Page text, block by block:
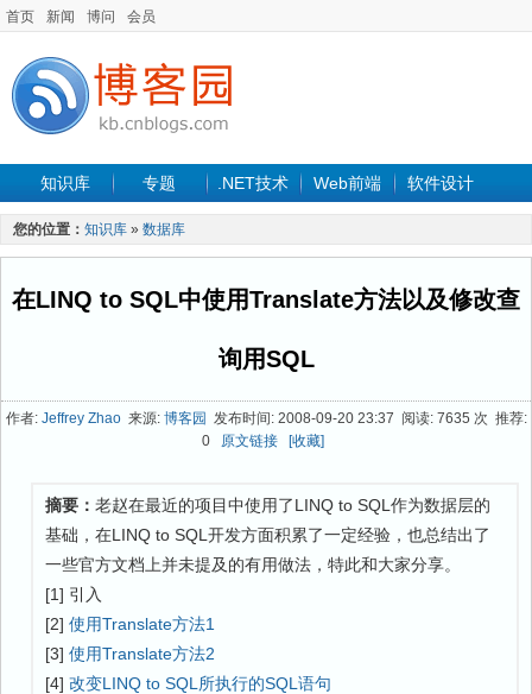
首页 新闻 博问 会员
知识库 专题 .NET技术 Web前端 软件设计
手机开发 软件工程
最新文章
您的位置： 知识库 » 数据库
在LINQ to SQL中使用Translate方法以及修改查
询用SQL
作者: Jeffrey Zhao来源: 博客园 发布时间: 2008-09-20 23:37 阅读: 7635 次 推荐:
0
原文链接 [收藏]
摘要： 老赵在最近的项目中使用了LINQ to SQL作为数据层的
基础，在LINQ to SQL开发方面积累了一定经验，也总结出了
一些官方文档上并未提及的有用做法，特此和大家分享。
[1] 引入
[2] 使用Translate方法1
[3] 使用Translate方法2
[4] 改变LINQ to SQL所执行的SQL语句